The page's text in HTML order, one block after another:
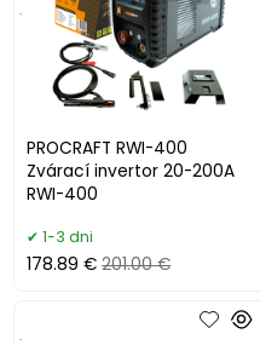
PROCRAFT RWI-400
Zvárací invertor 20-200A
RWI-400
.
1-3 dni
178.89 € 201.00 €
.